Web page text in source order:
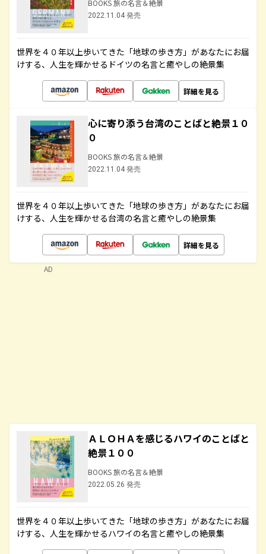
BOOKS 旅の名言＆絶景
2022.11.04 発売
世界を４０年以上歩いてきた「地球の歩き方」があなたにお届
けする、人生を輝かせるドイツの名言と癒やしの絶景集
詳細を見る
心に寄り添う台湾のことばと絶景１０
０
BOOKS 旅の名言＆絶景
2022.11.04 発売
世界を４０年以上歩いてきた「地球の歩き方」があなたにお届
けする、人生を輝かせる台湾の名言と癒やしの絶景集
詳細を見る
ＡＬＯＨＡを感じるハワイのことばと
絶景１００
BOOKS 旅の名言＆絶景
2022.05.26 発売
世界を４０年以上歩いてきた「地球の歩き方」があなたにお届
けする、人生を輝かせるハワイの名言と癒やしの絶景集
AD